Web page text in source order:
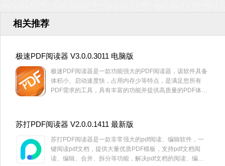
相关推荐
极速PDF阅读器 V3.0.0.3011 电脑版
极速PDF阅读器是一款功能强大的PDF阅读器，该软件具备
体积小、启动速度快，占用内存少等特点，是满足您所有
PDF需求的工具，具有丰富的功能并提供高质量的PDF体
苏打PDF阅读器 V2.0.0.1411 最新版
苏打PDF阅读器是一款非常强大的pdf阅读、编辑软件，一
键阅读pdf文档，提供大量优质PDF模板，支持pdf文档阅
读、编辑、合并、拆分等功能，解决pdf文档的阅读、编辑